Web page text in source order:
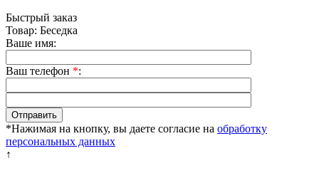
Быстрый заказ
Товар: Беседка
Ваше имя:
Ваш телефон *:
*Нажимая на кнопку, вы даете согласие на обработку
персональных данных
↑